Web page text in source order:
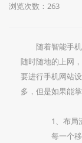
浏览次数： 263
随着智能手
随时随地的上网
要进行手机网站
多，但是如果能
1、布局
每一个移